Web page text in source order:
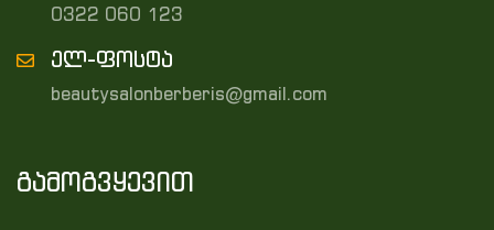
0322 060 123
ელ-ფოსტა
beautysalonberberis@gmail.com
გამოგვყევით